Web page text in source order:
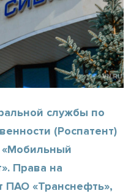
службы по
(Роспатент)
«Мобильный
Права на
ПАО «Транснефть»,